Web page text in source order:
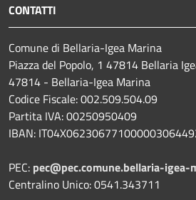
CONTATTI
Comune di Bellaria-Igea Marina
Piazza del Popolo, 1 47814 Bellaria
47814 - Bellaria-Igea Marina
Codice Fiscale: 002.509.504.09
Partita IVA: 00250950409
IBAN:
PEC: pec@pec.comune.bellaria-
Centralino Unico: 0541.343711